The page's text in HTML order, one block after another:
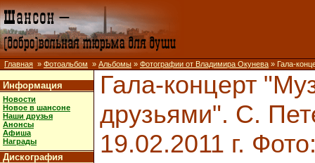
Главная » Фотоальбом » Альбомы » Фотографии от Владимира Окунева » Гала-
Информация
Новости
Новое в шансоне
Наши друзья
Анонсы
Афиша
Награды
Дискография
Гала-концерт
друзьями". С.
19.02.2011 г.